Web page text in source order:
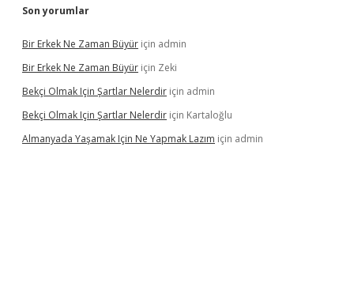
Son yorumlar
Bir Erkek Ne Zaman Büyür için admin
Bir Erkek Ne Zaman Büyür için Zeki
Bekçi Olmak Için Şartlar Nelerdir için admin
Bekçi Olmak Için Şartlar Nelerdir için Kartaloğlu
Almanyada Yaşamak Için Ne Yapmak Lazım için admin